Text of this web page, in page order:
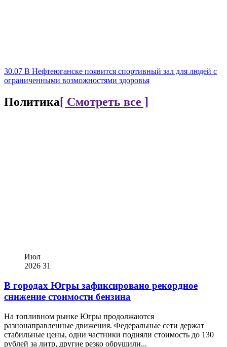
30.07 В Нефтеюганске появится спортивный зал для людей с
ограниченными возможностями здоровья
Политика[ Смотреть все ]
Июл
2026 31
В городах Югры зафиксировано рекордное
снижение стоимости бензина
На топливном рынке Югры продолжаются
разнонаправленные движения. Федеральные сети держат
стабильные цены, одни частники подняли стоимость до 130
рублей за литр, другие резко обрушили...